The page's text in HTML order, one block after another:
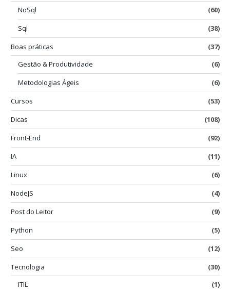
NoSql
(60)
Sql
(38)
Boas práticas
(37)
Gestão & Produtividade
(6)
Metodologias Ágeis
(6)
Cursos
(53)
Dicas
(108)
Front-End
(92)
IA
(11)
Linux
(6)
NodeJS
(4)
Post do Leitor
(9)
Python
(5)
Seo
(12)
Tecnologia
(30)
ITIL
(1)